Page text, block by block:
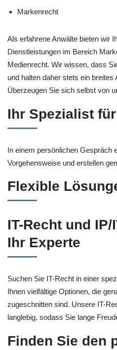
Markenrecht
Als erfahrene Anwälte bieten wir
Dienstleistungen im Bereich
Medienrecht. Wir wissen, dass
und halten daher stets ein breites
Überzeugen Sie sich selbst von
Ihr Spezialist
In einem persönlichen Gespräch
Vorgehensweise und erstellen
Flexible
IT-Recht und
Ihr Experte
Suchen Sie IT-Recht in einer
Ihnen vielfältige Optionen, die
zugeschnitten sind. Unsere IT-
langlebig, sodass Sie lange
Finden Sie den